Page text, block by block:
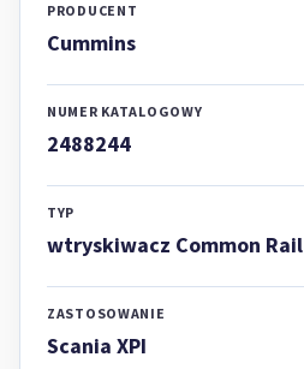
PRODUCENT
Cummins
NUMER KATALOGOWY
2488244
TYP
wtryskiwacz Common Rail
ZASTOSOWANIE
Scania XPI